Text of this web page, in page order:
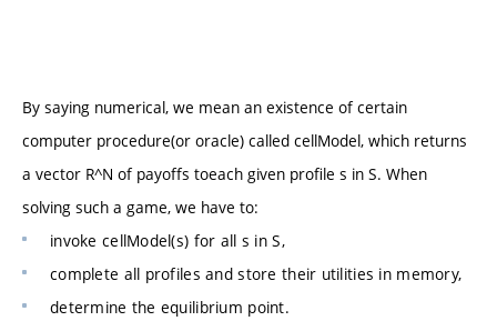
By saying numerical, we mean an existence of certain
computer procedure(or oracle) called cellModel, which returns
a vector R^N of payoffs toeach given profile s in S. When
solving such a game, we have to:
invoke cellModel(s) for all s in S,
complete all profiles and store their utilities in memory,
determine the equilibrium point.